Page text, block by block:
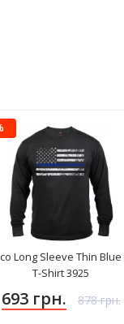
Long Sleeve Thin
T-Shirt 3925
693 грн. 878 грн.